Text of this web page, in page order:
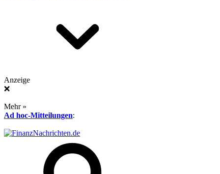
Anzeige
❌
Mehr »
Ad hoc-Mitteilungen: